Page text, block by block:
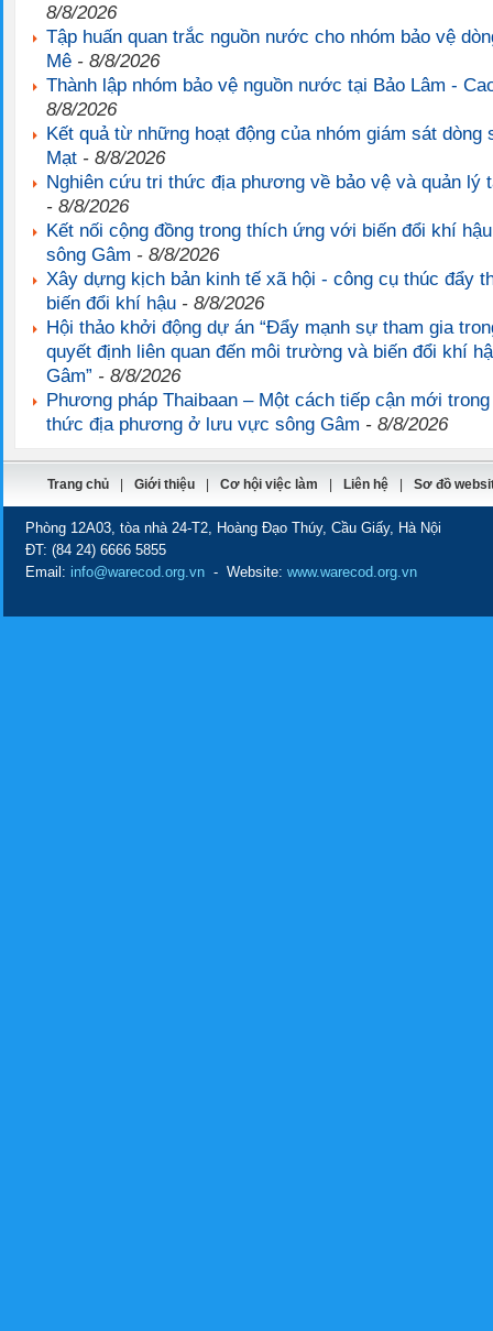
8/8/2026
Tập huấn quan trắc nguồn nước cho nhóm bảo vệ
Mê - 8/8/2026
Thành lập nhóm bảo vệ nguồn nước tại Bảo Lâm -
8/8/2026
Kết quả từ những hoạt động của nhóm giám sát dòng
Mạt - 8/8/2026
Nghiên cứu tri thức địa phương về bảo vệ và quản lý
- 8/8/2026
Kết nối cộng đồng trong thích ứng với biến đổi khí
sông Gâm - 8/8/2026
Xây dựng kịch bản kinh tế xã hội - công cụ thúc đẩy
biến đổi khí hậu - 8/8/2026
Hội thảo khởi động dự án “Đẩy mạnh sự tham gia
quyết định liên quan đến môi trường và biến đổi khí
Gâm” - 8/8/2026
Phương pháp Thaibaan – Một cách tiếp cận mới
thức địa phương ở lưu vực sông Gâm - 8/8/2026
Trang chủ Giới thiệu Cơ hội việc làm Liên hệ Sơ đồ
Phòng 12A03, tòa nhà 24-T2, Hoàng Đạo Thúy, Cầu Giấy, Hà Nội
ĐT: (84 24) 6666 5855
Email: info@warecod.org.vn - Website: www.warecod.org.vn